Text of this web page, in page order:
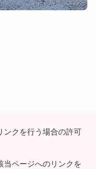
ンクを行う場合の許可
当ページへのリンクを